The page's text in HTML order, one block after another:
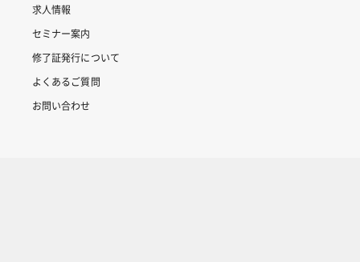
求人情報
セミナー案内
修了証発行について
よくあるご質問
お問い合わせ